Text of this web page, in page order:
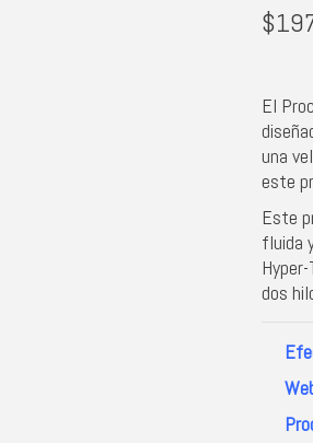
$
El
una
este
Este
fluida
dos